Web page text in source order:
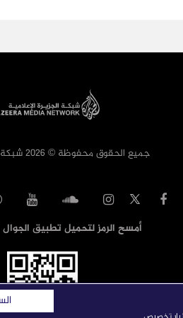
جميع الحقوق محفوظة © 2026 شبكة الجزيرة الاعلامية
أمسح الرمز لتحميل تطبيق الجوال